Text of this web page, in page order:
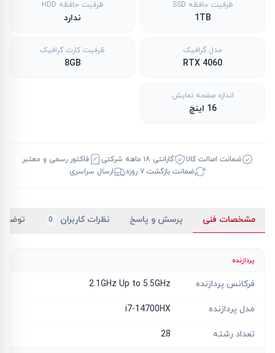
ظرفیت حافظه SSD
1TB
ظرفیت حافظه HDD
ندارد
مدل گرافیک
RTX 4060
ظرفیت کارت گرافیک
8GB
اندازه صفحه نمایش
16 اینچ
ضمانت اصالت کالا گارانتی ۱۸ ماهه شرکتی
فاکتور رسمی و معتبر
ضمانت بازگشت ۷ روزه
ارسال سراسری
مشخصات فنی پرسش و پاسخ نظرات کاربران 0
پردازنده
فرکانس پردازنده 2.1GHz Up to 5.5GHz
مدل پردازنده i7-14700HX
تعداد رشته 28